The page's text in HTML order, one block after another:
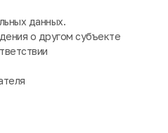
данных.
о другом субъекте